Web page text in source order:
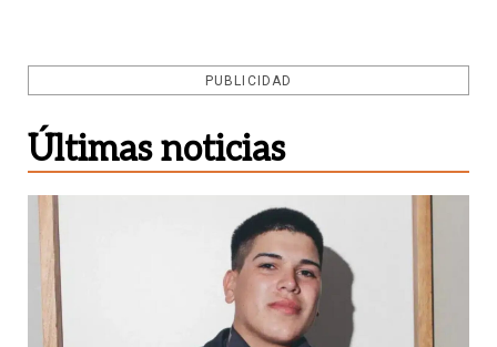
PUBLICIDAD
Últimas noticias